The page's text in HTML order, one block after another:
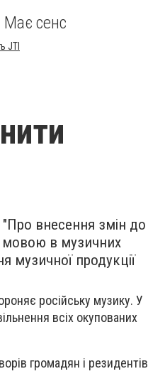
Має сенс
JTI
"Про внесення змін до
мовою в музичних
музичної продукції
російську музику. У
всіх окупованих
громадян і резидентів